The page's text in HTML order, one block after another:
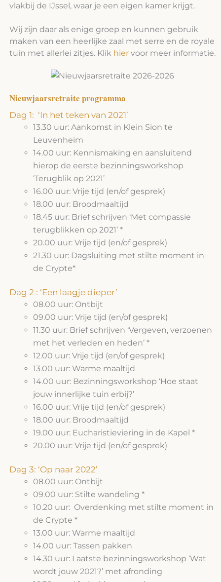
vlakbij de IJssel, waar je een eigen kamer krijgt.
Wij zijn daar als enige groep en kunnen gebruik
maken van een heerlijke zaal met serre en de royale
tuin met allerlei zitjes. Klik hiervoor meer informatie.
Nieuwjaarsretraite programma
Dag 1: ‘In het teken van 2021’
13.30 uur: Aankomst in Klein Sion te
Leuvenheim
14.00 uur: Kennismaking en aansluitend
hierop de eerste bezinningsworkshop
‘Terugblik op 2021’
16.00 uur: Vrije tijd (en/of gesprek)
18.00 uur: Broodmaaltijd
18.45 uur: Brief schrijven ‘Met compassie
terugblikken op 2021’ *
20.00 uur: Vrije tijd (en/of gesprek)
21.30 uur: Dagsluiting met stilte moment in
de Crypte*
Dag 2 : ‘Een laagje dieper’
08.00 uur: Ontbijt
09.00 uur: Vrije tijd (en/of gesprek)
11.30 uur: Brief schrijven ‘Vergeven, verzoenen
met het verleden en heden’ *
12.00 uur: Vrije tijd (en/of gesprek)
13.00 uur: Warme maaltijd
14.00 uur: Bezinningsworkshop ‘Hoe staat
jouw innerlijke tuin erbij?’
16.00 uur: Vrije tijd (en/of gesprek)
18.00 uur: Broodmaaltijd
19.00 uur: Eucharistieviering in de Kapel *
20.00 uur: Vrije tijd (en/of gesprek)
Dag 3: ‘Op naar 2022’
08.00 uur: Ontbijt
09.00 uur: Stilte wandeling *
10.20 uur: Overdenking met stilte moment in
de Crypte *
13.00 uur: Warme maaltijd
14.00 uur: Tassen pakken
14.30 uur: Laatste bezinningsworkshop ‘Wat
wordt jouw 2021?’ met afronding